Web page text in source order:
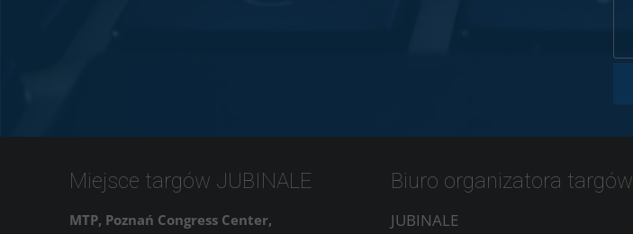
Biuro organizatora targów
JUBINALE
Miejsce targów JUBINALE
MTP, Poznań Congress Center,